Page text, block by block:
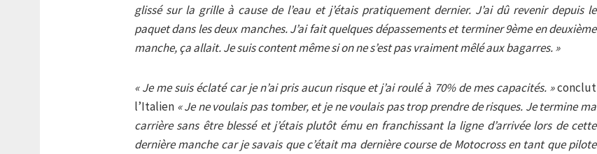
glissé sur la grille à cause de l’eau et j’étais pratiquement dernier. J’ai dû revenir depuis le
paquet dans les deux manches. J’ai fait quelques dépassements et terminer 9ème en deuxième
manche, ça allait. Je suis content même si on ne s’est pas vraiment mêlé aux bagarres. »
« Je me suis éclaté car je n’ai pris aucun risque et j’ai roulé à 70% de mes capacités. »conclut
l’Italien « Je ne voulais pas tomber, et je ne voulais pas trop prendre de risques. Je termine ma
carrière sans être blessé et j’étais plutôt ému en franchissant la ligne d’arrivée lors de cette
dernière manche car je savais que c’était ma dernière course de Motocross en tant que pilote